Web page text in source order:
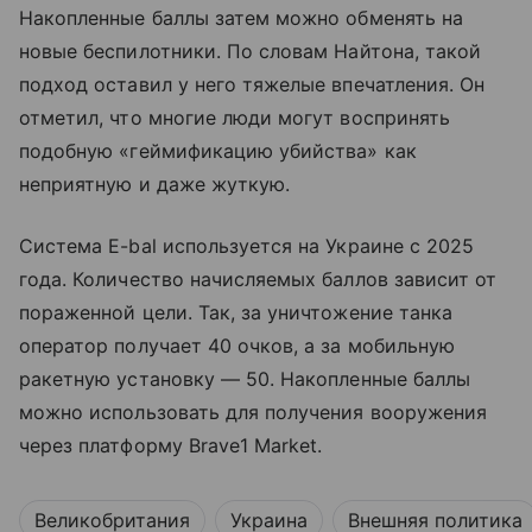
Накопленные баллы затем можно обменять на
новые беспилотники. По словам Найтона, такой
подход оставил у него тяжелые впечатления. Он
отметил, что многие люди могут воспринять
подобную «геймификацию убийства» как
неприятную и даже жуткую.
Система E-bal используется на Украине с 2025
года. Количество начисляемых баллов зависит от
пораженной цели. Так, за уничтожение танка
оператор получает 40 очков, а за мобильную
ракетную установку — 50. Накопленные баллы
можно использовать для получения вооружения
через платформу Brave1 Market.
Великобритания Украина Внешняя политика